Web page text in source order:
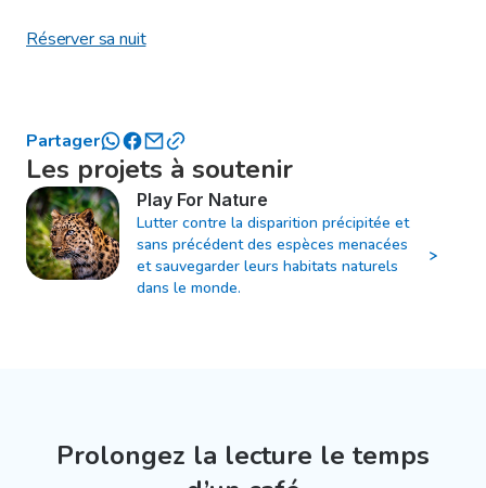
Réserver sa nuit
Partager
Les projets à soutenir
Play For Nature
Lutter contre la disparition précipitée et
sans précédent des espèces menacées
et sauvegarder leurs habitats naturels
dans le monde.
Prolongez la lecture le temps